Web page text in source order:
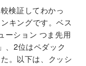
検証してわかっ
キングです。ベス
ーション つま先用
、2位はペダック
。以下は、クッシ